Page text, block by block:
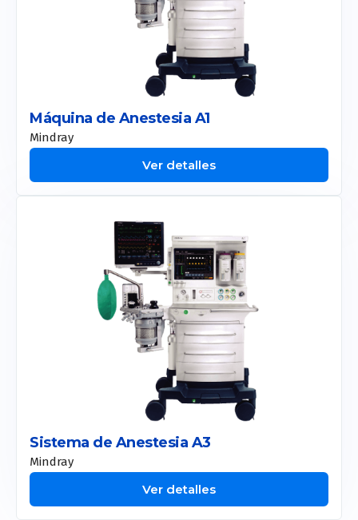
Máquina de Anestesia A1
Mindray
Ver detalles
Sistema de Anestesia A3
Mindray
Ver detalles